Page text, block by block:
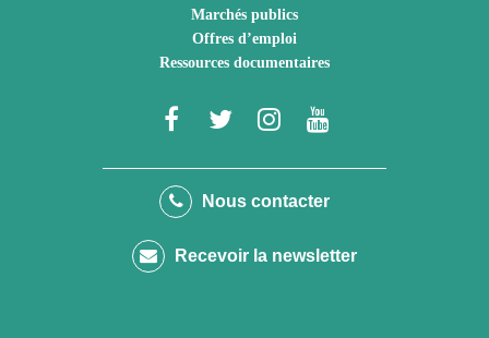
Marchés publics
Offres d’emploi
Ressources documentaires
Lien
le
Facebook
Lien
le
Twitter
Lien
le
Instagram
Youtube
Nous contacter
Recevoir la newsletter